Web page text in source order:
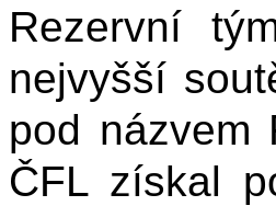
Rezervní
nejvyšší
pod názvem
ČFL získal